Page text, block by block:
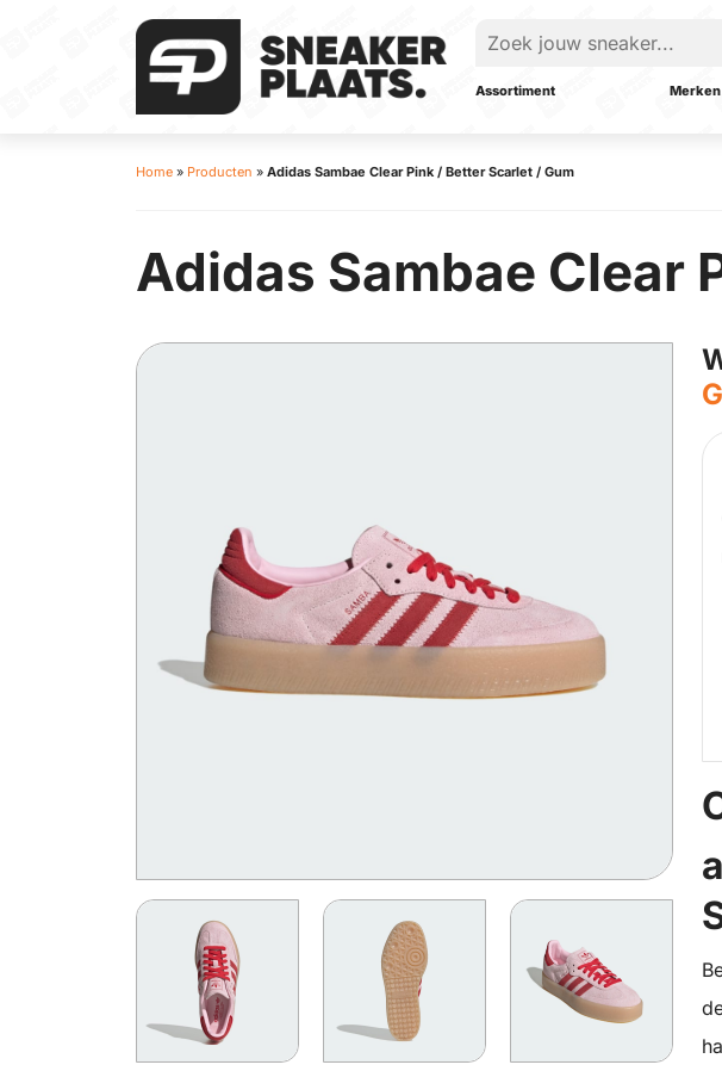
Assortiment Merken
Home » Producten » Adidas Sambae Clear Pink / Better Scarlet / Gum
Adidas Sambae Clear